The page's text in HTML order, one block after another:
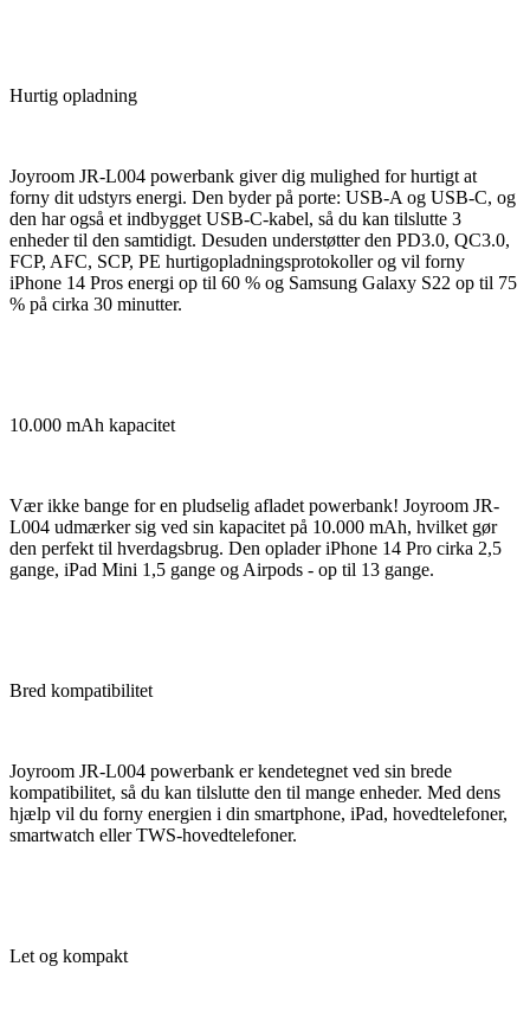
Hurtig opladning
Joyroom JR-L004 powerbank giver dig mulighed for hurtigt at
forny dit udstyrs energi. Den byder på porte: USB-A og USB-C, og
den har også et indbygget USB-C-kabel, så du kan tilslutte 3
enheder til den samtidigt. Desuden understøtter den PD3.0, QC3.0,
FCP, AFC, SCP, PE hurtigopladningsprotokoller og vil forny
iPhone 14 Pros energi op til 60 % og Samsung Galaxy S22 op til 75
% på cirka 30 minutter.
10.000 mAh kapacitet
Vær ikke bange for en pludselig afladet powerbank! Joyroom JR-
L004 udmærker sig ved sin kapacitet på 10.000 mAh, hvilket gør
den perfekt til hverdagsbrug. Den oplader iPhone 14 Pro cirka 2,5
gange, iPad Mini 1,5 gange og Airpods - op til 13 gange.
Bred kompatibilitet
Joyroom JR-L004 powerbank er kendetegnet ved sin brede
kompatibilitet, så du kan tilslutte den til mange enheder. Med dens
hjælp vil du forny energien i din smartphone, iPad, hovedtelefoner,
smartwatch eller TWS-hovedtelefoner.
Let og kompakt